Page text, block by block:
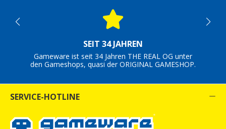
SEIT 34 JAHREN
Gameware ist seit 34 Jahren THE REAL OG unter
den Gameshops, quasi der ORIGINAL GAMESHOP.
SERVICE-HOTLINE